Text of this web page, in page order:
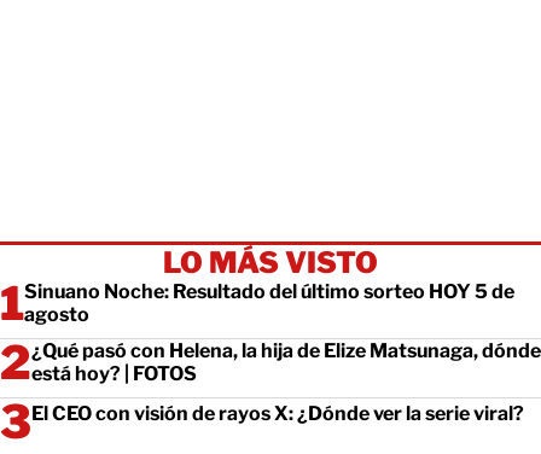
LO MÁS VISTO
Sinuano Noche: Resultado del último sorteo HOY 5 de
agosto
¿Qué pasó con Helena, la hija de Elize Matsunaga, dónde
está hoy? | FOTOS
El CEO con visión de rayos X: ¿Dónde ver la serie viral?